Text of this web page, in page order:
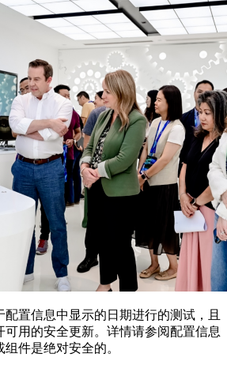
信息中显示的日期进行的测试，且
用的安全更新。详情请参阅配置信息
件是绝对安全的。